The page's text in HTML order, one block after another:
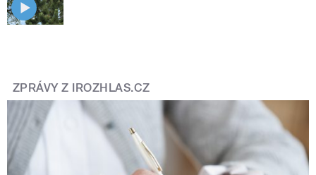
ZPRÁVY Z IROZHLAS.CZ